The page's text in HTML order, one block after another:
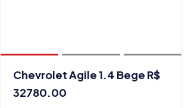
Chevrolet Agile 1.4 Bege R$
32780.00